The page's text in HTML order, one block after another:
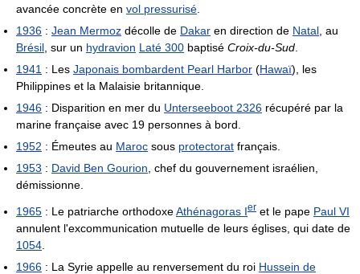
avancée concrète en vol pressurisé.
1936 : Jean Mermoz décolle de Dakar en direction de Natal, au
Brésil, sur un hydravion Laté 300 baptisé Croix-du-Sud.
1941 : Les Japonais bombardent Pearl Harbor (Hawaï), les
Philippines et la Malaisie britannique.
1946 : Disparition en mer du Unterseeboot 2326 récupéré par la
marine française avec 19 personnes à bord.
1952 : Émeutes au Maroc sous protectorat français.
1953 : David Ben Gourion, chef du gouvernement israélien,
démissionne.
1965 : Le patriarche orthodoxeAthénagoras Ier et le pape Paul VI
annulent l'excommunication mutuelle de leurs églises, qui date de
1054
1966 : La Syrie appelle au renversement du roi Hussein de